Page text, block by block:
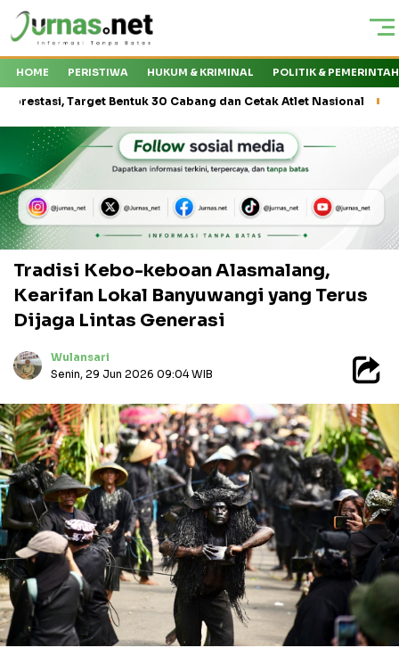
HOME PERISTIWA HUKUM & KRIMINAL POLITIK &
Bentuk 30 Cabang dan Cetak Atlet Nasional PT Kasa
Tradisi Kebo-keboan Alasmalang,
Kearifan Lokal Banyuwangi yang Terus
Dijaga Lintas Generasi
Wulansari
Senin, 29 Jun 2026 09:04 WIB